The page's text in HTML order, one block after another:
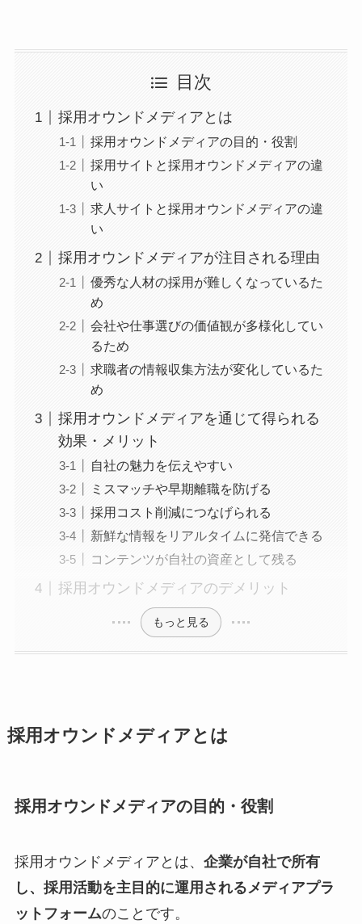
目次
採用オウンドメディアとは
採用オウンドメディアの目的・役割
採用サイトと採用オウンドメディアの違
い
求人サイトと採用オウンドメディアの違
い
採用オウンドメディアが注目される理由
優秀な人材の採用が難しくなっているた
め
会社や仕事選びの価値観が多様化してい
るため
求職者の情報収集方法が変化しているた
め
採用オウンドメディアを通じて得られる
効果・メリット
自社の魅力を伝えやすい
ミスマッチや早期離職を防げる
採用コスト削減につなげられる
新鮮な情報をリアルタイムに発信できる
コンテンツが自社の資産として残る
採用オウンドメディアのデメリット
もっと見る
採用オウンドメディアとは
採用オウンドメディアの目的・役割
採用オウンドメディアとは、 企業が自社で所有
し、採用活動を主目的に運用されるメディアプラ
ットフォームのことです。